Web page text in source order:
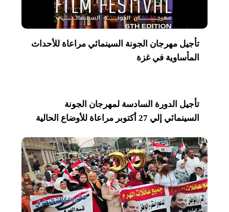
تأجيل مهرجان الجونة السينمائي مراعاة للأحداث
المأساوية في غزة
تأجيل الدورة السادسة لمهرجان الجونة
السينمائي إلي 27 أكتوبر مراعاة للأوضاع الحالية